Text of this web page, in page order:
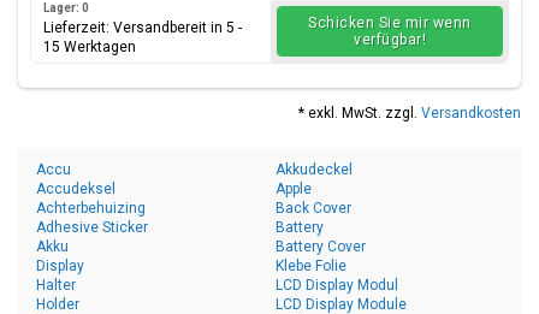
Lager: 0
Lieferzeit: Versandbereit in 5 -
15 Werktagen
Schicken Sie mir wenn
verfügbar!
* exkl. MwSt. zzgl. Versandkosten
Accu
Accudeksel
Achterbehuizing
Adhesive Sticker
Akku
Akkudeckel
Apple
Back Cover
Battery
Battery Cover
Display
Halter
Holder
Klebe Folie
LCD Display Modul
LCD Display Module